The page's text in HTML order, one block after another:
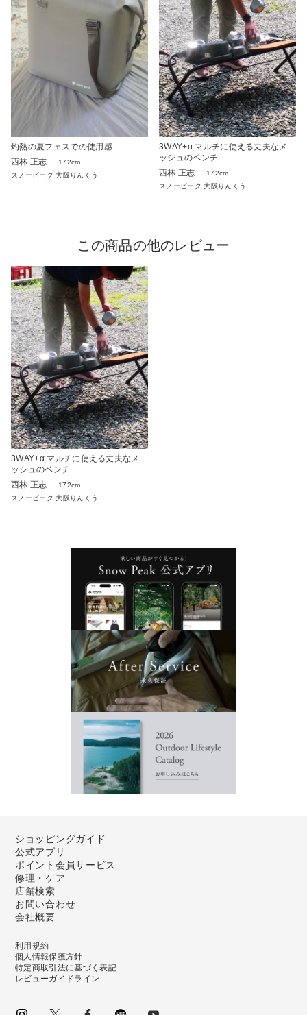
灼熱の夏フェスでの使用感
西林 正志
172cm
スノーピーク 大阪りんくう
3WAY+α マルチに使える丈夫なメ
ッシュのベンチ
西林 正志
172cm
スノーピーク 大阪りんくう
この商品の他のレビュー
3WAY+α マルチに使える丈夫なメ
ッシュのベンチ
西林 正志
172cm
スノーピーク 大阪りんくう
ショッピングガイド
公式アプリ
ポイント会員サービス
修理・ケア
店舗検索
お問い合わせ
会社概要
利用規約
個人情報保護方針
特定商取引法に基づく表記
レビューガイドライン